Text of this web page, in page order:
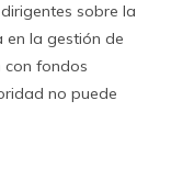
sobre la
en la gestión de
con fondos
no puede